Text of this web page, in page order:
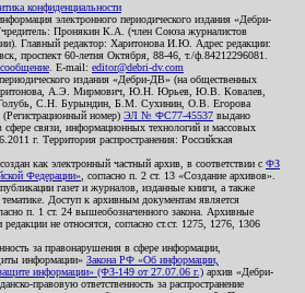
конфиденциальности
электронного периодического издания «Дебри-
Пронякин К.А. (член Союза журналистов
Главный редактор: Харитонова И.Ю. Адрес редакции:
проспект 60-летия Октября, 88-46, т./ф.84212296081.
. E-mail: editor@debri-dv.com
издания «Дебри-ДВ» (на общественных
А.Э. Мирмович, Ю.Н. Юрьев, Ю.В. Ковалев,
С.Н. Бурындин, Б.М. Сухинин, О.В. Егорова
номер) ЭЛ № ФС77-45537 выдано
связи, информационных технологий и массовых
г. Территория распространения: Российская
как электронный частный архив, в соответствии с ФЗ
Федерации» , согласно п. 2 ст. 13 «Создание архивов».
газет и журналов, изданные книги, а также
Доступ к архивным документам является
п. 1 ст. 24 вышеобозначенного закона. Архивные
не относятся, согласно ст.ст. 1275, 1276, 1306
за правонарушения в сфере информации,
информации» Закона РФ «Об информации,
информации» (ФЗ-149 от 27.07.06 г.) архив «Дебри-
правовую ответственность за распространение